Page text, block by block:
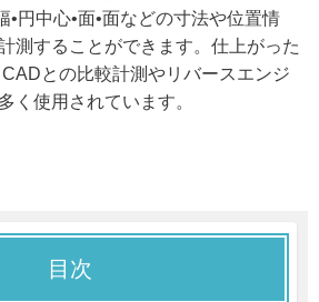
•円中心•面•面などの寸法や位置情
測することができます。仕上がった
との比較計測やリバースエンジ
く使用されています。
目次